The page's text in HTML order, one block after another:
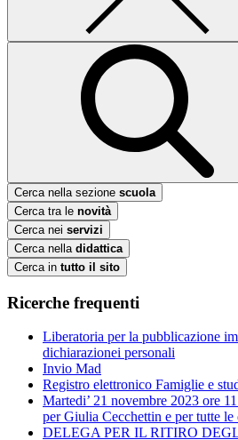
Cerca nella sezione scuola
Cerca tra le novità
Cerca nei servizi
Cerca nella didattica
Cerca in tutto il sito
Ricerche frequenti
Liberatoria per la pubblicazione
dichiarazionei personali
Invio Mad
Registro elettronico Famiglie e
Martedi’ 21 novembre 2023 ore
per Giulia Cecchettin e per tutte
DELEGA PER IL RITIRO